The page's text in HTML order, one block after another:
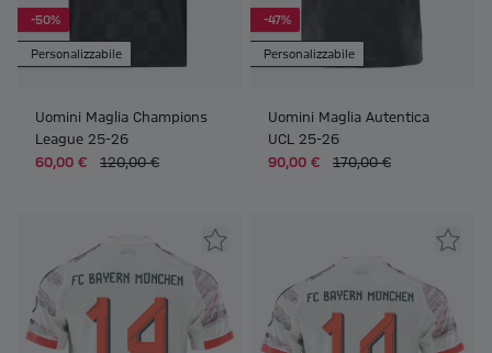
-50%
Personalizzabile
Uomini Maglia Champions
League 25-26
60,00 €
120,00 €
-47%
Personalizzabile
Uomini Maglia Autentica
UCL 25-26
90,00 €
170,00 €